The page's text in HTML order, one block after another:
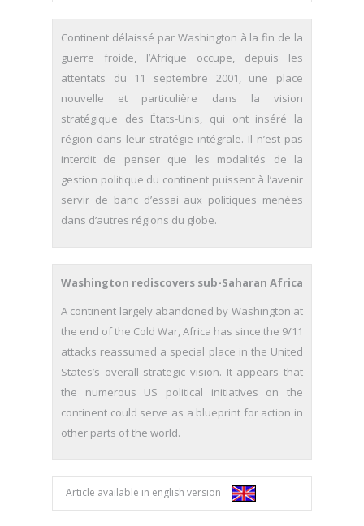
Continent délaissé par Washington à la fin de la
guerre froide, l’Afrique occupe, depuis les
attentats du 11 septembre 2001, une place
nouvelle et particulière dans la vision
stratégique des États-Unis, qui ont inséré la
région dans leur stratégie intégrale. Il n’est pas
interdit de penser que les modalités de la
gestion politique du continent puissent à l’avenir
servir de banc d’essai aux politiques menées
dans d’autres régions du globe.
Washington rediscovers sub-Saharan Africa
A continent largely abandoned by Washington at
the end of the Cold War, Africa has since the 9/11
attacks reassumed a special place in the United
States’s overall strategic vision. It appears that
the numerous US political initiatives on the
continent could serve as a blueprint for action in
other parts of the world.
Article available in english version